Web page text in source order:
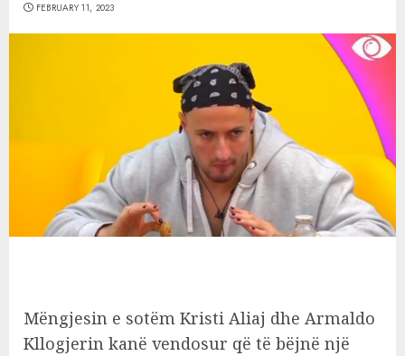
FEBRUARY 11, 2023
Mëngjesin e sotëm Kristi Aliaj dhe Armaldo
Kllogjerin kanë vendosur që të bëjnë një